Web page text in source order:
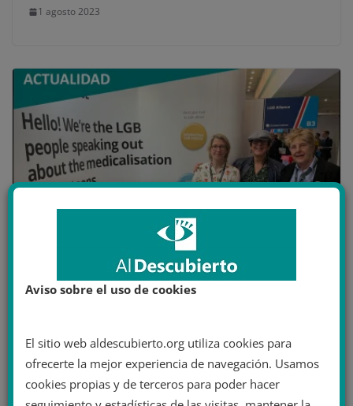
1 agosto 2023
Escándalo en Reino Unido: La LGB
Alliance ocultaba su sede en el “búnker”
30 diciembre 2022
Aviso sobre el uso de cookies
El sitio web aldescubierto.org utiliza cookies para
ofrecerte la mejor experiencia de navegación. Usamos
cookies propias y de terceros para poder hacer